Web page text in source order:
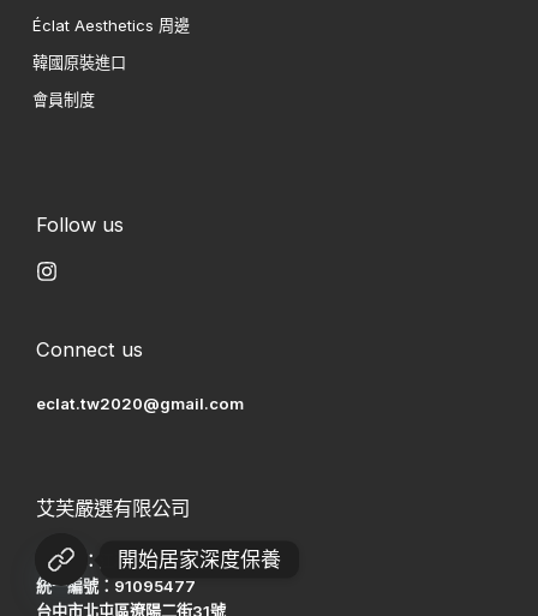
Éclat Aesthetics 周邊
韓國原裝進口
會員制度
Follow us
Connect us
eclat.tw2020@gmail.com
艾芙嚴選有限公司
負責人：江若寧
統一編號：91095477
台中市北屯區遼陽二街31號
開始居家深度保養